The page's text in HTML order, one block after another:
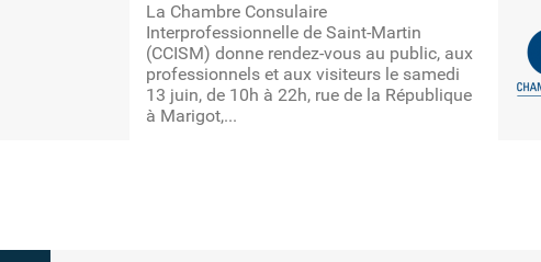
La Chambre Consulaire
Interprofessionnelle de Saint-Martin
(CCISM) donne rendez-vous au public, aux
professionnels et aux visiteurs le samedi
13 juin, de 10h à 22h, rue de la République
à Marigot,...